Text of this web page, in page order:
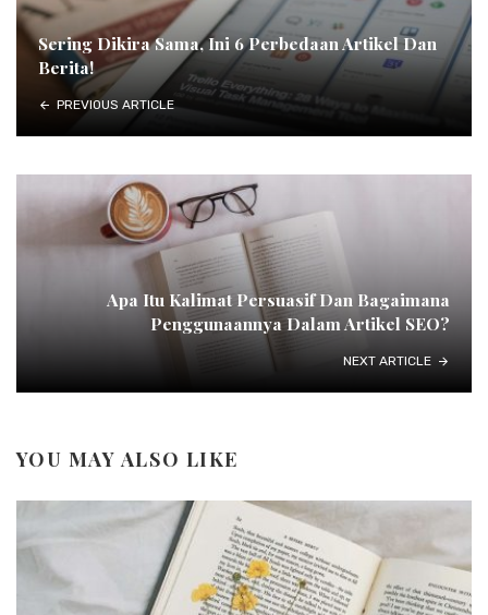
Sering Dikira Sama, Ini 6 Perbedaan Artikel Dan
Berita!
PREVIOUS ARTICLE
Apa Itu Kalimat Persuasif Dan Bagaimana
Penggunaannya Dalam Artikel SEO?
NEXT ARTICLE
YOU MAY ALSO LIKE